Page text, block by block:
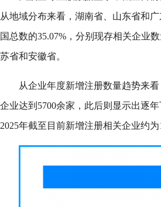
从地域分布来看，湖南省、山东省和
国总数的35.07%，分别现存相关企业
苏省和安徽省。
从企业年度新增注册数量趋势来
企业达到5700余家，此后则显示出逐
2025年截至目前新增注册相关企业约为